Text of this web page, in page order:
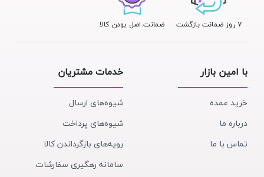
۷ روز ضمانت بازگشت ضمانت اصل بودن کالا
با امین بازار
خرید عمده
درباره ما
تماس با ما
خدمات مشتریان
شیوه‌های ارسال
شیوه‌های پرداخت
رویه‌های بازگرداندن کالا
سامانه رهگیری سفارشات